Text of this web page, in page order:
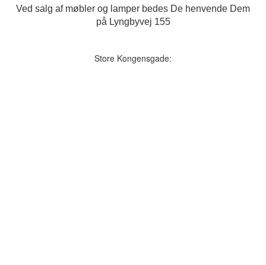
Ved salg af møbler og lamper bedes De henvende Dem
på Lyngbyvej 155
Store Kongensgade: